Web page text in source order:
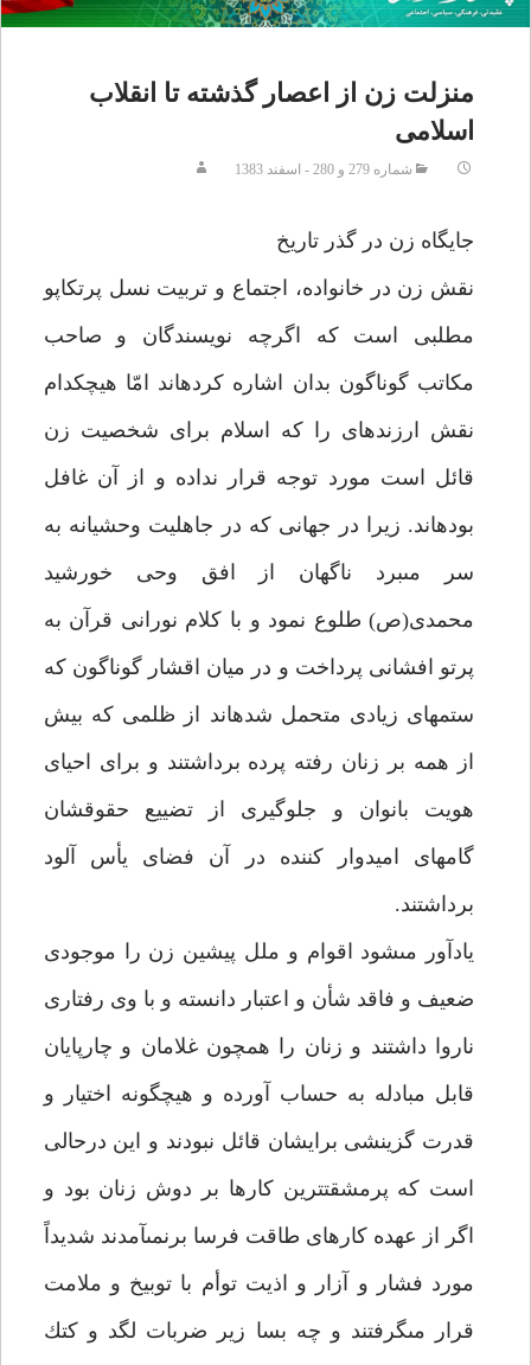
منزلت زن از اعصار گذشته تا انقلاب
اسلامى‏
شماره 279 و 280 - اسفند 1383
جايگاه زن در گذر تاريخ‏
نقش زن در خانواده، اجتماع و تربيت نسل پرتكاپو
مطلبى است كه اگرچه نويسندگان و صاحب
مكاتب گوناگون بدان اشاره كرده‏اند امّا هيچكدام
نقش ارزنده‏اى را كه اسلام براى شخصيت زن
قائل است مورد توجه قرار نداده و از آن غافل
بوده‏اند. زيرا در جهانى كه در جاهليت وحشيانه به
سر مى‏برد ناگهان از افق وحى خورشيد
محمدى(ص) طلوع نمود و با كلام نورانى قرآن به
پرتو افشانى پرداخت و در ميان اقشار گوناگون كه
ستمهاى زيادى متحمل شده‏اند از ظلمى كه بيش
از همه بر زنان رفته پرده برداشتند و براى احياى
هويت بانوان و جلوگيرى از تضييع حقوقشان
گامهاى اميدوار كننده در آن فضاى يأس آلود
برداشتند.
يادآور مى‏شود اقوام و ملل پيشين زن را موجودى
ضعيف و فاقد شأن و اعتبار دانسته و با وى رفتارى
ناروا داشتند و زنان را همچون غلامان و چارپايان
قابل مبادله به حساب آورده و هيچگونه اختيار و
قدرت گزينشى برايشان قائل نبودند و اين درحالى
است كه پرمشقت‏ترين كارها بر دوش زنان بود و
اگر از عهده كارهاى طاقت فرسا برنمى‏آمدند شديداً
مورد فشار و آزار و اذيت توأم با توبيخ و ملامت
قرار مى‏گرفتند و چه بسا زير ضربات لگد و كتك